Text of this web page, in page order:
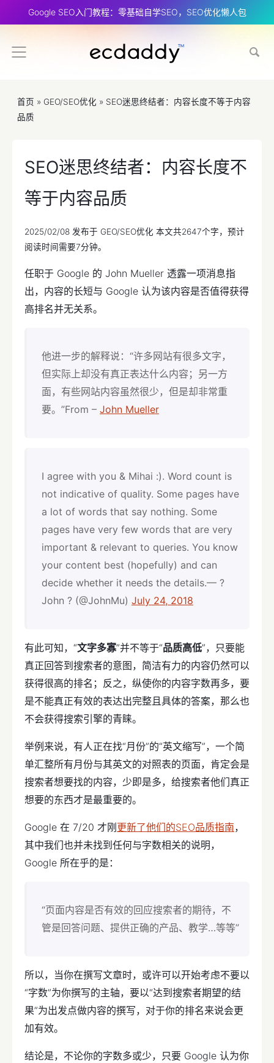
Google SEO入门教程：零基础自学SEO，SEO优化懒人包
首页 » GEO/SEO优化 » SEO迷思终结者：内容长度不等于内容
品质
SEO迷思终结者：内容长度不
等于内容品质
2025/02/08 发布于 GEO/SEO优化 本文共2647个字，预计
阅读时间需要7分钟。
任职于 Google 的 John Mueller 透露一项消息指
出，内容的长短与 Google 认为该内容是否值得获得
高排名并无关系。
他进一步的解释说：“许多网站有很多文字，
但实际上却没有真正表达什么内容；另一方
面，有些网站内容虽然很少，但是却非常重
要。”From – John Mueller
I agree with you & Mihai :). Word count is
not indicative of quality. Some pages have
a lot of words that say nothing. Some
pages have very few words that are very
important & relevant to queries. You know
your content best (hopefully) and can
decide whether it needs the details.— ?
John ? (@JohnMu) July 24, 2018
有此可知，“文字多寡”并不等于“品质高低”，只要能
真正回答到搜索者的意图，简洁有力的内容仍然可以
获得很高的排名；反之，纵使你的内容字数再多，要
是不能真正有效的表达出完整且具体的答案，那么也
不会获得搜索引擎的青睐。
举例来说，有人正在找“月份”的“英文缩写”，一个简
单汇整所有月份与其英文的对照表的页面，肯定会是
搜索者想要找的内容，少即是多，给搜索者他们真正
想要的东西才是最重要的。
Google 在 7/20 才刚 更新了他们的SEO品质指南，
其中我们也并未找到任何与字数相关的说明，
Google 所在乎的是：
“页面内容是否有效的回应搜索者的期待，不
管是回答问题、提供正确的产品、教学…等等”
所以，当你在撰写文章时，或许可以开始考虑不要以
“字数”为你撰写的主轴，要以“达到搜索者期望的结
果”为出发点做内容的撰写，对于你的排名来说会更
加有效。
结论是，不论你的字数多或少，只要 Google 认为你